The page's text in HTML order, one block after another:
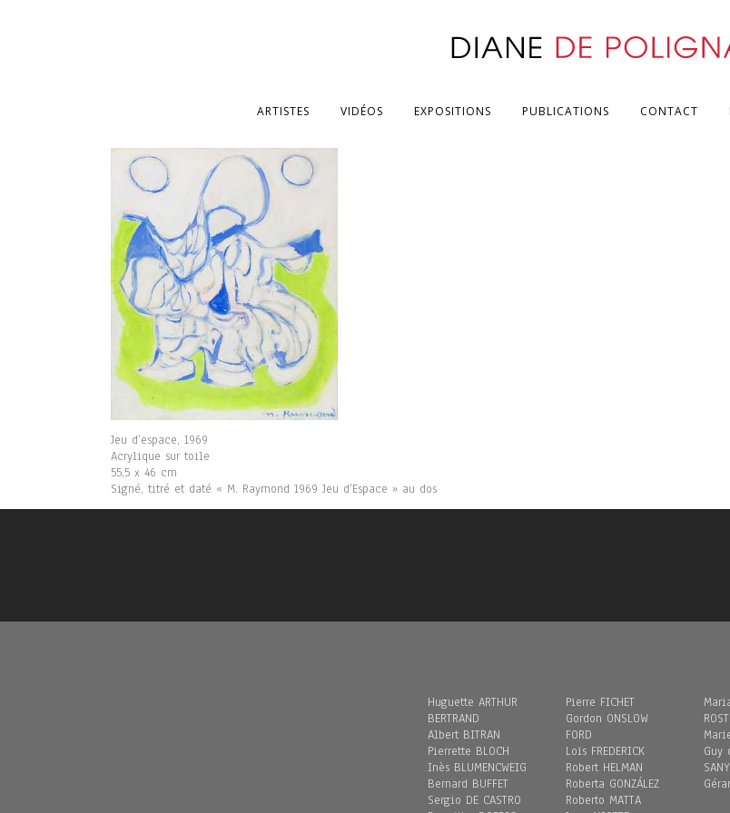
ARTISTES VIDÉOS EXPOSITIONS PUBLICATIONS CONTACT
Jeu d’espace, 1969
Acrylique sur toile
55,5 x 46 cm
Signé, titré et daté « M. Raymond 1969 Jeu d’Espace » au dos
Huguette ARTHUR
BERTRAND
Albert BITRAN
Pierrette BLOCH
Inès BLUMENCWEIG
Bernard BUFFET
Sergio DE CASTRO
Pierre FICHET
Gordon ONSLOW
FORD
Loïs FREDERICK
Robert HELMAN
Roberta GONZÁLEZ
Roberto MATTA
Guy